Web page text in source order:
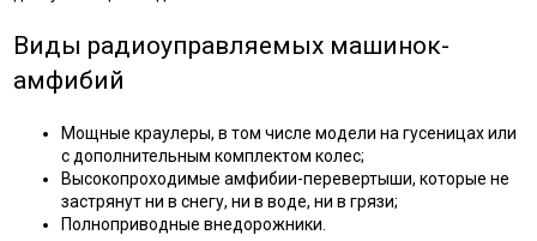
Виды радиоуправляемых машинок-
амфибий
Мощные краулеры, в том числе модели на гусеницах или
с дополнительным комплектом колес;
Высокопроходимые амфибии-перевертыши, которые не
застрянут ни в снегу, ни в воде, ни в грязи;
Полноприводные внедорожники.